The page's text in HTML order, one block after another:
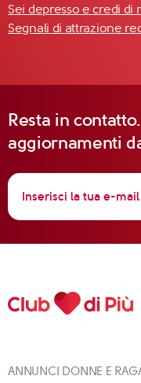
Sei depresso e credi di
Segnali di attrazione
Resta in
aggiornamenti
ANNUNCI DONNE E